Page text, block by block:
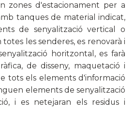
zones d'estacionament per a
tanques de material indicat,
de senyalització vertical o
les senderes, es renovarà i
horitzontal, es farà
de disseny, maquetació i
tots els elements d'informació
elements de senyalització
i es netejaran els residus i